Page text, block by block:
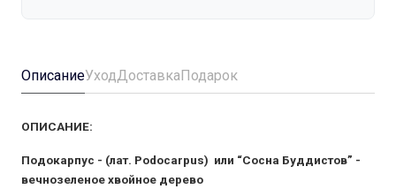
ОписаниеУходДоставкаПодарок
ОПИСАНИЕ:
Подокарпус - (лат. Podocarpus) или “Сосна Буддистов” -
вечнозеленое хвойное дерево